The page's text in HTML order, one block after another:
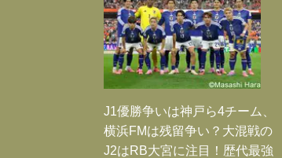
J1優勝争いは神戸ら4チーム、
横浜FMは残留争い？大混戦の
J2はRB大宮に注目！歴代最強